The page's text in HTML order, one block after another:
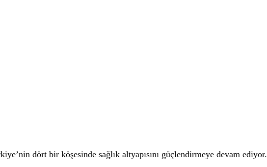
dört bir köşesinde sağlık altyapısını güçlendirmeye devam ediyor.